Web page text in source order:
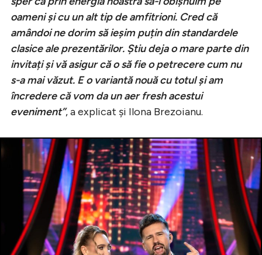
oameni și cu un alt tip de amfitrioni. Cred că
amândoi ne dorim să ieșim puțin din standardele
clasice ale prezentărilor. Știu deja o mare parte din
invitați și vă asigur că o să fie o petrecere cum nu
s-a mai văzut. E o variantă nouă cu totul și am
încredere că vom da un aer fresh acestui
eveniment”, a explicat și Ilona Brezoianu.